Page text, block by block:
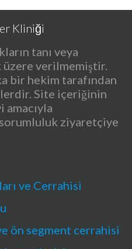
tanı veya
üzere verilmemiştir.
bir hekim tarafından
Site içeriğinin
amacıyla
ziyaretçiye
ve Cerrahisi
ön segment cerrahisi